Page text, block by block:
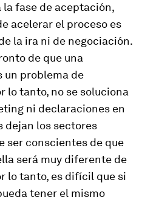
la fase de aceptación,
acelerar el proceso es
la ira ni de negociación.
de que una
un problema de
lo tanto, no se soluciona
ni declaraciones en
dejan los sectores
ser conscientes de que
será muy diferente de
lo tanto, es difícil que si
tener el mismo